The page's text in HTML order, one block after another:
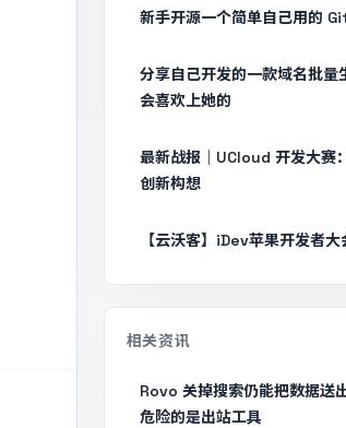
新手开源一个简单自己用的
分享自己开发的一款域名批量
会喜欢上她的
最新战报｜UCloud 开发大赛
创新构想
【云沃客】iDev苹果开发者
相关资讯
Rovo 关掉搜索仍能把数据
危险的是出站工具